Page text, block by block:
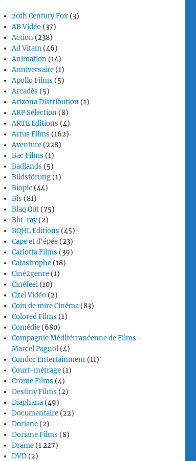
20th Century Fox (3)
AB Vidéo (37)
Action (238)
Ad Vitam (46)
Animation (14)
Anniversaire (1)
Apollo Films (5)
Arcadès (5)
Arizona Distribution (1)
ARP Sélection (8)
ARTE Editions (4)
Artus Films (162)
Aventure (228)
Bac Films (1)
Badlands (5)
Bildstörung (1)
Biopic (44)
Bis (81)
Blaq Out (75)
Blu-ray(2)
BQHL Editions (45)
Cape et d'épée (23)
Carlotta Films (39)
Catastrophe (18)
Ciné2genre (1)
Cinéfeel (10)
Citel Vidéo (2)
Coin de mire Cinéma (83)
Colored Films (1)
Comédie (680)
Compagnie Méditérranéenne de Films –
Marcel Pagnol (4)
Condor Entertainment (11)
Court-métrage (1)
Crome Films (4)
Destiny Films (2)
Diaphana (49)
Documentaire (22)
Doriane (2)
Doriane Films (8)
Drame (1 227)
DVD (2)